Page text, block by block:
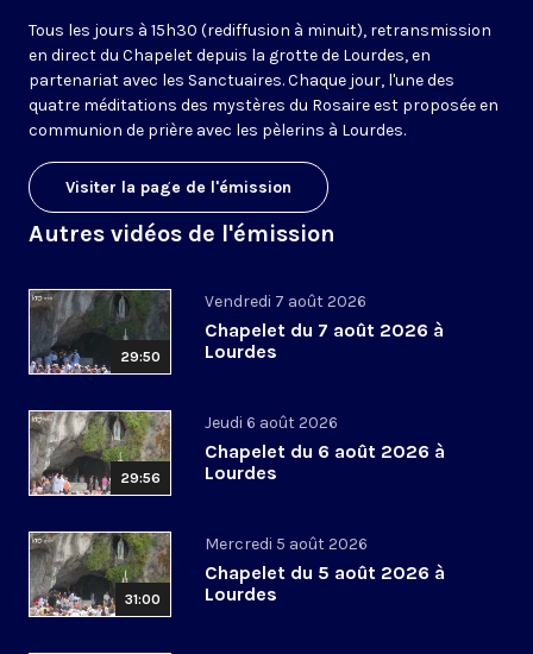
Tous les jours à 15h30 (rediffusion à minuit), retransmission
en direct du Chapelet depuis la grotte de Lourdes, en
partenariat avec les Sanctuaires. Chaque jour, l'une des
quatre méditations des mystères du Rosaire est proposée en
communion de prière avec les pèlerins à Lourdes.
Visiter la page de l'émission
Autres vidéos de l'émission
29:50
Vendredi 7 août 2026
Chapelet du 7 août 2026 à
Lourdes
29:56
Jeudi 6 août 2026
Chapelet du 6 août 2026 à
Lourdes
31:00
Mercredi 5 août 2026
Chapelet du 5 août 2026 à
Lourdes